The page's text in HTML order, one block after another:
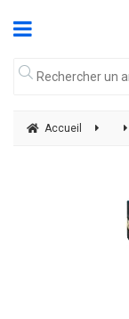
Accueil